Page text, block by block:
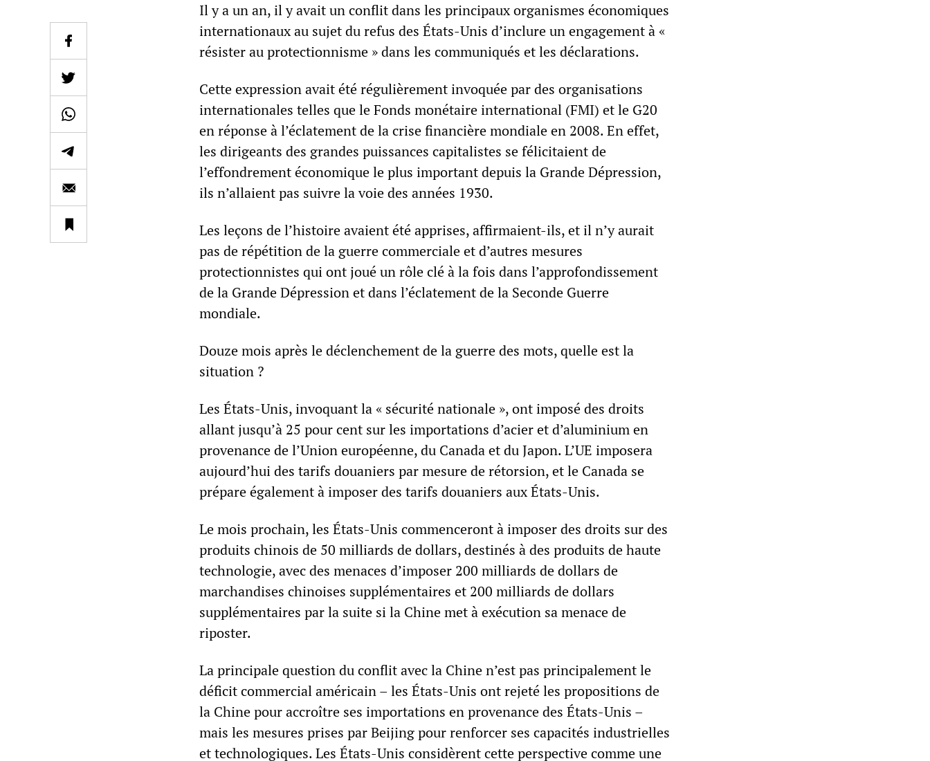
Il y a un an, il y avait un conflit dans les principaux organismes économiques
internationaux au sujet du refus des États-Unis d’inclure un engagement à «
résister au protectionnisme » dans les communiqués et les déclarations.
Cette expression avait été régulièrement invoquée par des organisations
internationales telles que le Fonds monétaire international (FMI) et le G20
en réponse à l’éclatement de la crise financière mondiale en 2008. En effet,
les dirigeants des grandes puissances capitalistes se félicitaient de
l’effondrement économique le plus important depuis la Grande Dépression,
ils n’allaient pas suivre la voie des années 1930.
Les leçons de l’histoire avaient été apprises, affirmaient-ils, et il n’y aurait
pas de répétition de la guerre commerciale et d’autres mesures
protectionnistes qui ont joué un rôle clé à la fois dans l’approfondissement
de la Grande Dépression et dans l’éclatement de la Seconde Guerre
mondiale.
Douze mois après le déclenchement de la guerre des mots, quelle est la
situation ?
Les États-Unis, invoquant la « sécurité nationale », ont imposé des droits
allant jusqu’à 25 pour cent sur les importations d’acier et d’aluminium en
provenance de l’Union européenne, du Canada et du Japon. L’UE imposera
aujourd’hui des tarifs douaniers par mesure de rétorsion, et le Canada se
prépare également à imposer des tarifs douaniers aux États-Unis.
Le mois prochain, les États-Unis commenceront à imposer des droits sur des
produits chinois de 50 milliards de dollars, destinés à des produits de haute
technologie, avec des menaces d’imposer 200 milliards de dollars de
marchandises chinoises supplémentaires et 200 milliards de dollars
supplémentaires par la suite si la Chine met à exécution sa menace de
riposter.
La principale question du conflit avec la Chine n’est pas principalement le
déficit commercial américain – les États-Unis ont rejeté les propositions de
la Chine pour accroître ses importations en provenance des États-Unis –
mais les mesures prises par Beijing pour renforcer ses capacités industrielles
et technologiques. Les États-Unis considèrent cette perspective comme une